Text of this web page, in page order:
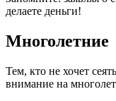
делаете деньги!
Многолетние
Тем, кто не хочет
внимание на